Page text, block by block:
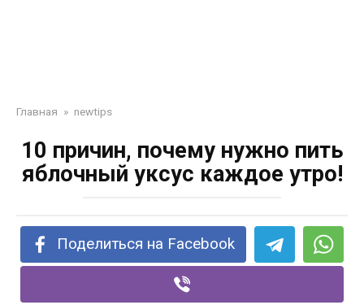
Главная » newtips
10 причин, почему нужно пить
яблочный уксус каждое утро!
Поделиться на Facebook